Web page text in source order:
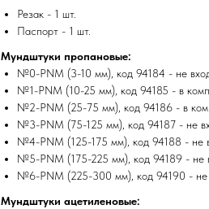
Резак - 1 шт.
Паспорт - 1 шт.
Мундштуки пропановые:
№0-PNM (3-10 мм), код 94184 - не
№1-PNM (10-25 мм), код 94185 - в
№2-PNM (25-75 мм), код 94186 - в
№3-PNM (75-125 мм), код 94187 - не
№4-PNM (125-175 мм), код 94188 - не
№5-PNM (175-225 мм), код 94189 - не
№6-PNM (225-300 мм), код 94190 - не
Мундштуки ацетиленовые: